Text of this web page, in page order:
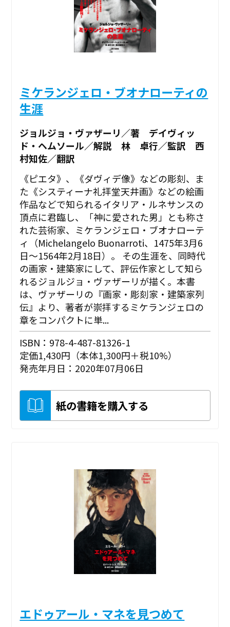
ミケランジェロ・ブオナローティの
生涯
ジョルジョ・ヴァザーリ／著 デイヴィッ
ド・ヘムソール／解説 林 卓行／監訳 西
村知佐／翻訳
《ピエタ》、《ダヴィデ像》などの彫刻、ま
た《システィーナ礼拝堂天井画》などの絵画
作品などで知られるイタリア・ルネサンスの
頂点に君臨し、「神に愛された男」とも称さ
れた芸術家、ミケランジェロ・ブオナローテ
ィ（Michelangelo Buonarroti、1475年3月6
日～1564年2月18日）。 その生涯を、同時代
の画家・建築家にして、評伝作家として知ら
れるジョルジョ・ヴァザーリが描く。本書
は、ヴァザーリの『画家・彫刻家・建築家列
伝』より、著者が崇拝するミケランジェロの
章をコンパクトに単...
ISBN：978-4-487-81326-1
定価1,430円（本体1,300円＋税10%）
発売年月日：2020年07月06日
紙の書籍を購入する
エドゥアール・マネを見つめて